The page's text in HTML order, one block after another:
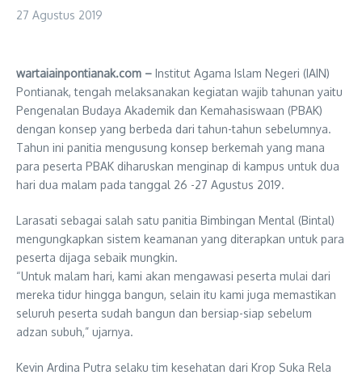
27 Agustus 2019
wartaiainpontianak.com – Institut Agama Islam Negeri (IAIN)
Pontianak, tengah melaksanakan kegiatan wajib tahunan yaitu
Pengenalan Budaya Akademik dan Kemahasiswaan (PBAK)
dengan konsep yang berbeda dari tahun-tahun sebelumnya.
Tahun ini panitia mengusung konsep berkemah yang mana
para peserta PBAK diharuskan menginap di kampus untuk dua
hari dua malam pada tanggal 26 -27 Agustus 2019.
Larasati sebagai salah satu panitia Bimbingan Mental (Bintal)
mengungkapkan sistem keamanan yang diterapkan untuk para
peserta dijaga sebaik mungkin.
“Untuk malam hari, kami akan mengawasi peserta mulai dari
mereka tidur hingga bangun, selain itu kami juga memastikan
seluruh peserta sudah bangun dan bersiap-siap sebelum
adzan subuh,” ujarnya.
Kevin Ardina Putra selaku tim kesehatan dari Krop Suka Rela